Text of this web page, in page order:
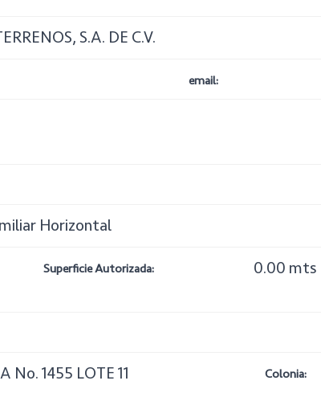
S.A. DE C.V.
email:
Horizontal
Superficie Autorizada: 0.00 mts
No. 1455 LOTE 11 Colonia: